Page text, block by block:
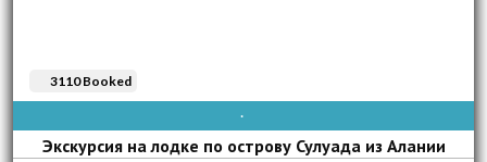
СРЕ
Экскурсия на лодке по острову Сулуада из Алании
3110 Booked